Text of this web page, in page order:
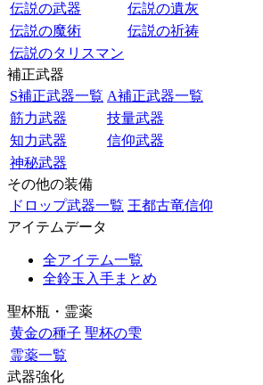
伝説の武器
伝説の遺灰
伝説の魔術
伝説の祈祷
伝説のタリスマン
補正武器
S補正武器一覧 A補正武器一覧
筋力武器
技量武器
知力武器
信仰武器
神秘武器
その他の装備
ドロップ武器一覧 王都古竜信仰
アイテムデータ
全アイテム一覧
全鈴玉入手まとめ
聖杯瓶・霊薬
黄金の種子 聖杯の雫
霊薬一覧
武器強化